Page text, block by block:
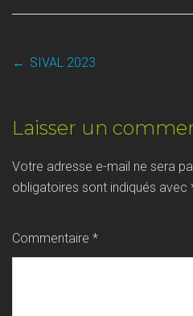
← SIVAL 2023
Laisser un
Votre adresse e-mail ne sera
obligatoires sont indiqués avec
Commentaire *